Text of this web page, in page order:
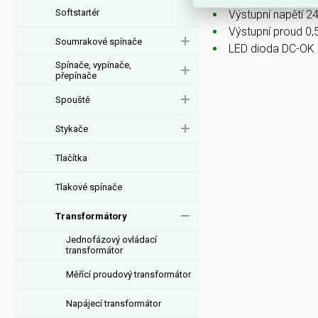
Softstartér
Soumrakové spínače
Spínače, vypínače,
přepínače
Spouště
Stykače
Tlačítka
Tlakové spínače
Transformátory
Jednofázový ovládací
transformátor
Měřící proudový transformátor
Napájecí transformátor
Výstupní napětí
Výstupní proud
LED dioda DC-OK